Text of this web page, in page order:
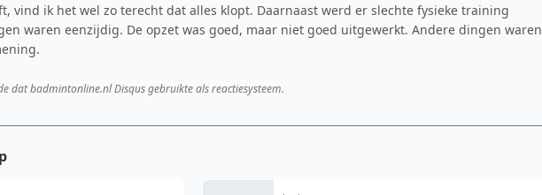
vind ik het wel zo terecht dat alles klopt. Daarnaast werd er slechte fysieke training
waren eenzijdig. De opzet was goed, maar niet goed uitgewerkt. Andere dingen waren
dat badmintonline.nl Disqus gebruikte als reactiesysteem.